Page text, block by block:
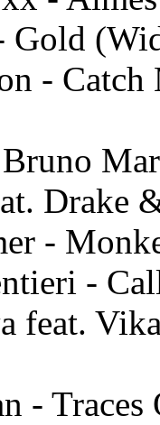
- Catch
Drake
-
-
feat.
- Traces